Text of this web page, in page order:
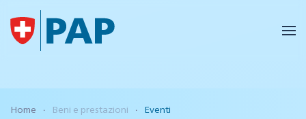
Skip to main content
Home Beni e prestazioni Eventi